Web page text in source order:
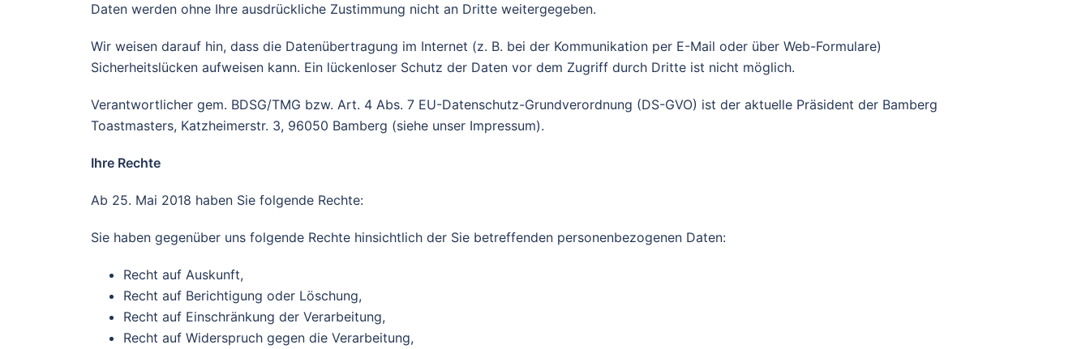
Daten werden ohne Ihre ausdrückliche Zustimmung nicht an Dritte weitergegeben.
Wir weisen darauf hin, dass die Datenübertragung im Internet (z. B. bei der Kommunikation per E-Mail oder über Web-Formulare)
Sicherheitslücken aufweisen kann. Ein lückenloser Schutz der Daten vor dem Zugriff durch Dritte ist nicht möglich.
Verantwortlicher gem. BDSG/TMG bzw. Art. 4 Abs. 7 EU-Datenschutz-Grundverordnung (DS-GVO) ist der aktuelle Präsident der Bamberg
Toastmasters, Katzheimerstr. 3, 96050 Bamberg (siehe unser Impressum).
Ihre Rechte
Ab 25. Mai 2018 haben Sie folgende Rechte:
Sie haben gegenüber uns folgende Rechte hinsichtlich der Sie betreffenden personenbezogenen Daten:
Recht auf Auskunft,
Recht auf Berichtigung oder Löschung,
Recht auf Einschränkung der Verarbeitung,
Recht auf Widerspruch gegen die Verarbeitung,